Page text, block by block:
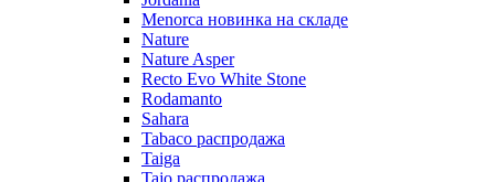
Menorca новинка на складе
Nature
Nature Asper
Recto Evo White Stone
Rodamanto
Sahara
Tabaco распродажа
Taiga
Tajo распродажа